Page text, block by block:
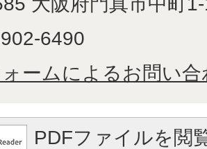
6490
ームによるお問い合
PDFファイルを閲